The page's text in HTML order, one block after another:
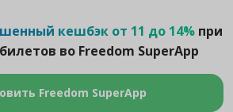
кешбэк от 11 до 14% при
во Freedom SuperApp
Freedom SuperApp